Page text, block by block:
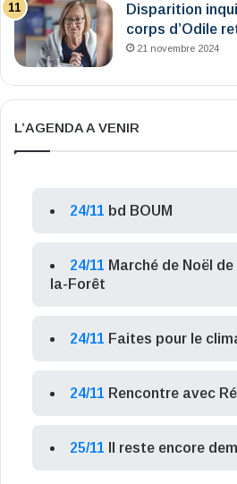
Disparition
corps d’Odile
21 novembre 2024
L’AGENDA A VENIR
24/11 bd BOUM
24/11 Marché de Noël
la-Forêt
24/11 Faites pour le
24/11 Rencontre avec
25/11 Il reste encore